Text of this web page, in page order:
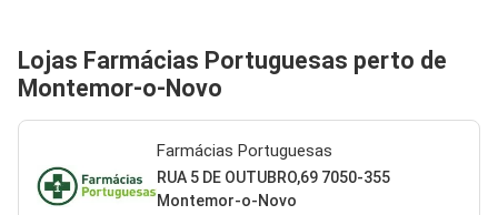
Lojas Farmácias Portuguesas perto de
Montemor-o-Novo
Farmácias Portuguesas
RUA 5 DE OUTUBRO,69 7050-355
Montemor-o-Novo